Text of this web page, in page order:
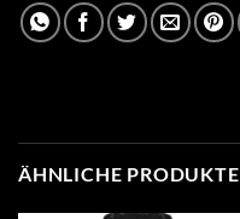
ÄHNLICHE PRODUKTE